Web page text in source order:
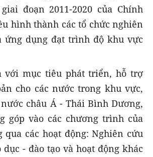
đoạn 2011-2020 của Chính
hình thành các tổ chức nghiên
ứng dụng đạt trình độ khu vực
với mục tiêu phát triển, hỗ trợ
cho các nước trong khu vực,
châu Á - Thái Bình Dương,
góp vào các chương trình của
qua các hoạt động: Nghiên cứu
dục - đào tạo và hoạt động khác